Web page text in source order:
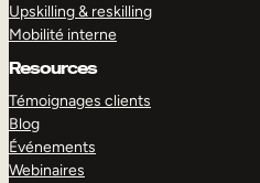
Upskilling & reskilling
Mobilité interne
Resources
Témoignages clients
Blog
Événements
Webinaires